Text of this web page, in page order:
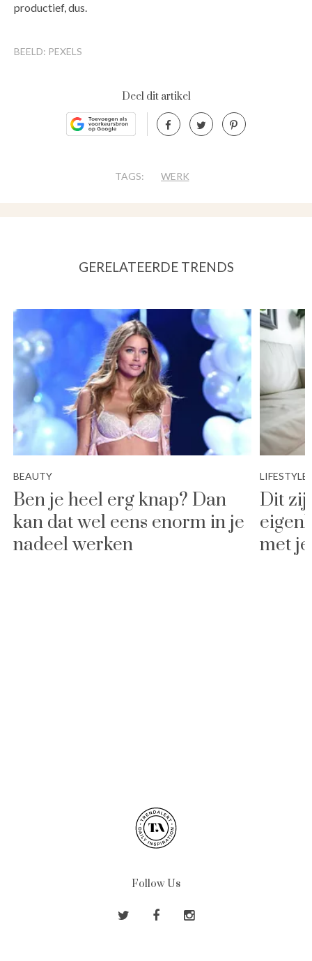
productief, dus.
BEELD: PEXELS
Deel dit artikel
TAGS: WERK
GERELATEERDE TRENDS
BEAUTY
Ben je heel erg knap? Dan
kan dat wel eens enorm in je
nadeel werken
LIFESTYLE
Dit
met
Follow Us